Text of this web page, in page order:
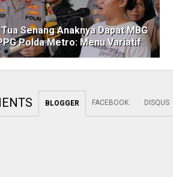
Senang Anaknya Dapat MBG
Polda Metro: Menu Variatif
BLOGGER FACEBOOK: DISQUS